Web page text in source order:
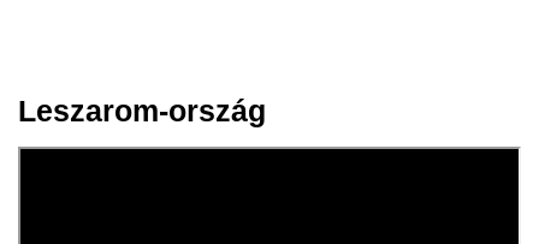
Leszarom-ország